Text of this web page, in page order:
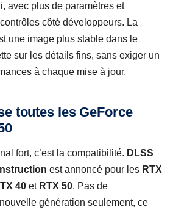
avec plus de paramètres et
côté développeurs. La
une image plus stable dans le
sur les détails fins, sans exiger un
à chaque mise à jour.
toutes les GeForce
fort, c’est la compatibilité. DLSS
est annoncé pour les RTX
40 et RTX 50. Pas de
génération seulement, ce